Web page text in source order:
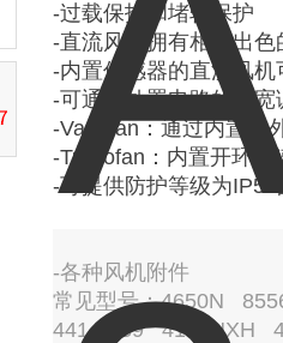
-过载保护和堵转保护
-直流风机拥有相当出
-内置传感器的直流风
-可通过外置电路的脉
-Variofan：通过内置或
-Turbofan：内置开环转
-可提供防护等级为IP54
-各种风机附件
常见型号：4650N
4414F/39 4184NXH